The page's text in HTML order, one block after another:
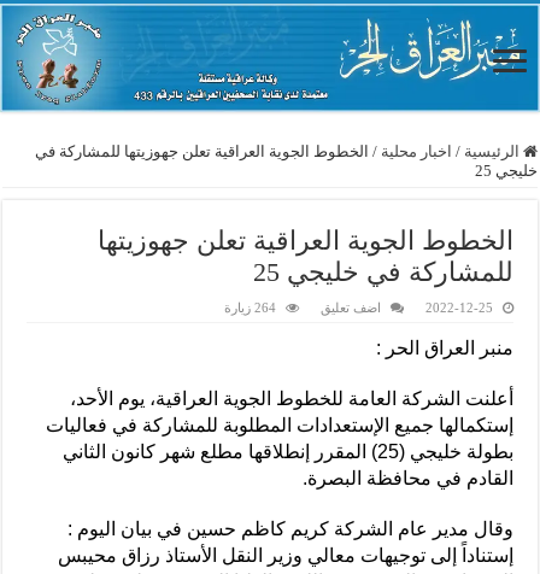
الرئيسية / اخبار محلية / الخطوط الجوية العراقية تعلن جهوزيتها للمشاركة في
خليجي 25
الخطوط الجوية العراقية تعلن جهوزيتها
للمشاركة في خليجي 25
2022-12-25 اضف تعليق 264 زيارة
منبر العراق الحر :
أعلنت الشركة العامة للخطوط الجوية العراقية، يوم الأحد،
إستكمالها جميع الإستعدادات المطلوبة للمشاركة في فعاليات
بطولة خليجي (25) المقرر إنطلاقها مطلع شهر كانون الثاني
القادم في محافظة البصرة.
وقال مدير عام الشركة كريم كاظم حسين في بيان اليوم :
إستناداً إلى توجيهات معالي وزير النقل الأستاذ رزاق محيبس